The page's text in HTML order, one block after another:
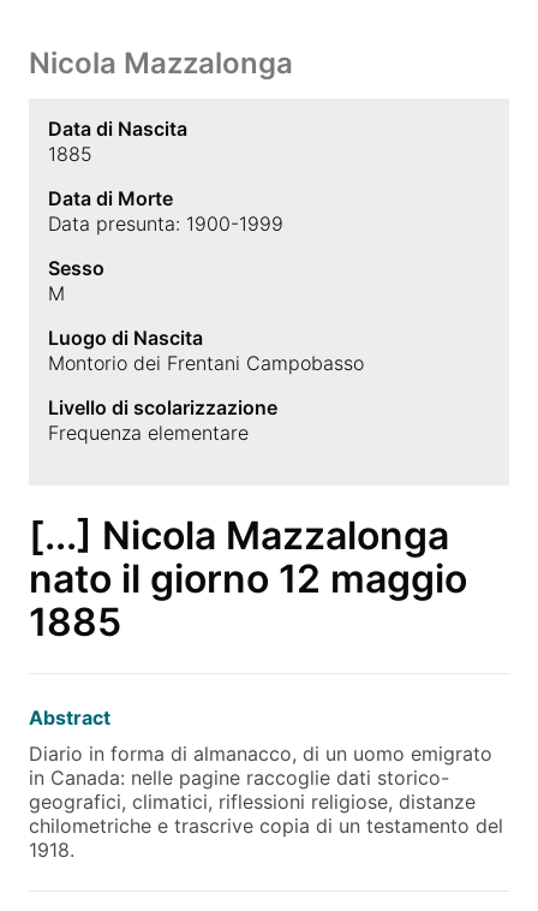
Nicola Mazzalonga
Data di Nascita
1885
Data di Morte
Data presunta: 1900-1999
Sesso
M
Luogo di Nascita
Montorio dei Frentani Campobasso
Livello di scolarizzazione
Frequenza elementare
[...] Nicola Mazzalonga
nato il giorno 12 maggio
1885
Abstract
Diario in forma di almanacco, di un uomo emigrato
in Canada: nelle pagine raccoglie dati storico-
geografici, climatici, riflessioni religiose, distanze
chilometriche e trascrive copia di un testamento del
1918.